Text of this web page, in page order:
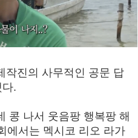
작진의 사무적인 공문 답
.
콩 나서 웃음팡 행복팡 해
에서는 멕시코 리오 라가